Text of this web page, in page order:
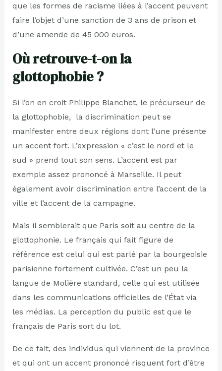
que les formes de racisme liées à l’accent peuvent
faire l’objet d’une sanction de 3 ans de prison et
d’une amende de 45 000 euros.
Où retrouve-t-on la
glottophobie ?
Si l’on en croit Philippe Blanchet, le précurseur de
la glottophobie, la discrimination peut se
manifester entre deux régions dont l’une présente
un accent fort. L’expression « c’est le nord et le
sud » prend tout son sens. L’accent est par
exemple assez prononcé à Marseille. Il peut
également avoir discrimination entre l’accent de la
ville et l’accent de la campagne.
Mais il semblerait que Paris soit au centre de la
glottophonie. Le français qui fait figure de
référence est celui qui est parlé par la bourgeoisie
parisienne fortement cultivée. C’est un peu la
langue de Molière standard, celle qui est utilisée
dans les communications officielles de l’État via
les médias. La perception du public est que le
français de Paris sort du lot.
De ce fait, des individus qui viennent de la province
et qui ont un accent prononcé risquent fort d’être